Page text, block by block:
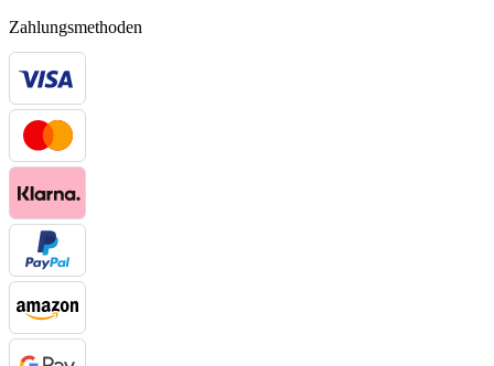
Zahlungsmethoden